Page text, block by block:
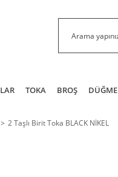
TOKA BROŞ DÜĞME
2 Taşlı Birit Toka BLACK NİKEL